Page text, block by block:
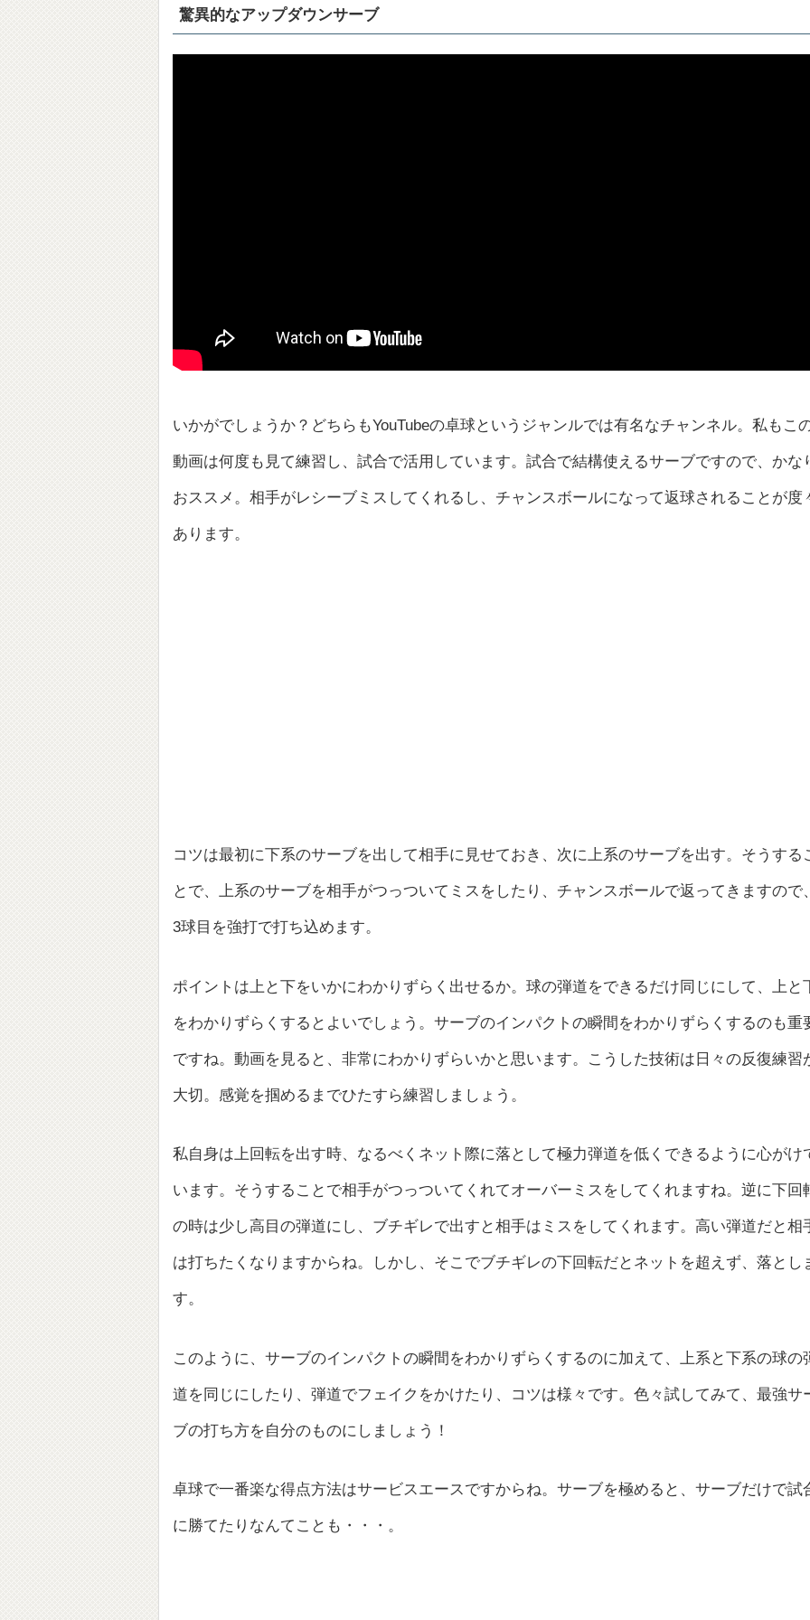
驚異的なアップダウンサーブ
いかがでしょうか？どちらもYouTubeの卓球というジャンルでは有名なチャンネル。私もこ
動画は何度も見て練習し、試合で活用しています。試合で結構使えるサーブですので、かな
おススメ。相手がレシーブミスしてくれるし、チャンスボールになって返球されることが度
あります。
コツは最初に下系のサーブを出して相手に見せておき、次に上系のサーブを出す。そうする
とで、上系のサーブを相手がつっついてミスをしたり、チャンスボールで返ってきますので、
3球目を強打で打ち込めます。
ポイントは上と下をいかにわかりずらく出せるか。球の弾道をできるだけ同じにして、上と
をわかりずらくするとよいでしょう。サーブのインパクトの瞬間をわかりずらくするのも重
ですね。動画を見ると、非常にわかりずらいかと思います。こうした技術は日々の反復練習
大切。感覚を掴めるまでひたすら練習しましょう。
私自身は上回転を出す時、なるべくネット際に落として極力弾道を低くできるように心がけ
います。そうすることで相手がつっついてくれてオーバーミスをしてくれますね。逆に下回
の時は少し高目の弾道にし、ブチギレで出すと相手はミスをしてくれます。高い弾道だと相
は打ちたくなりますからね。しかし、そこでブチギレの下回転だとネットを超えず、落とし
す。
このように、サーブのインパクトの瞬間をわかりずらくするのに加えて、上系と下系の球の
道を同じにしたり、弾道でフェイクをかけたり、コツは様々です。色々試してみて、最強サ
ブの打ち方を自分のものにしましょう！
卓球で一番楽な得点方法はサービスエースですからね。サーブを極めると、サーブだけで試
に勝てたりなんてことも・・・。